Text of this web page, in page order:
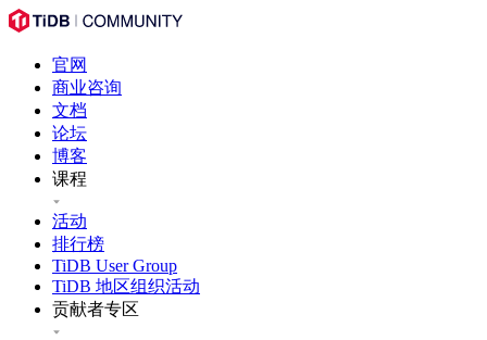
官网
商业咨询
文档
论坛
博客
课程
活动
排行榜
TiDB User Group
TiDB 地区组织活动
贡献者专区